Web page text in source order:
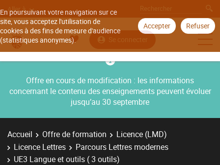
En poursuivant votre navigation sur ce
site, vous acceptez l'utilisation de
cookies à des fins de mesure d'audience
(statistiques anonymes).
Accepter Refuser
Aller à
Se connecter
Offre en cours de modification : les informations
concernant le contenu des enseignements peuvent évoluer
jusqu’au 30 septembre
Accueil Offre de formation
Licence (LMD)
Licence Lettres
Parcours Lettres modernes
UE3 Langue et outils ( 3 outils)